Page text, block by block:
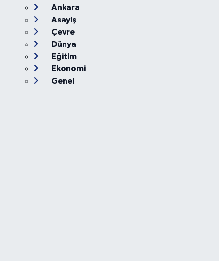
Ankara
Asayiş
Çevre
Dünya
Eğitim
Ekonomi
Genel